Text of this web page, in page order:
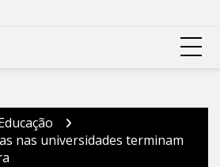
nas universidades terminam